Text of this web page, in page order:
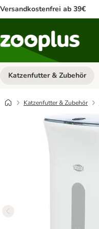
Versandkostenfrei ab 39€
Katzenfutter & Zubehör
Katzenfutter & Zubehör